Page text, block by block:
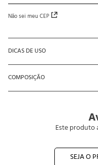
Não sei meu CEP
DICAS DE USO
de movimento e ainda permite
COMPOSIÇÃO
Este produto
SEJA O